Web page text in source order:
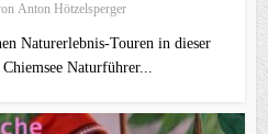
Anton Hötzelsperger
Naturerlebnis-Touren in dieser
Naturführer...